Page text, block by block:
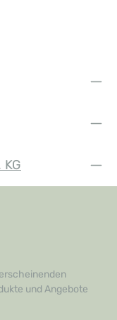
und Angebote